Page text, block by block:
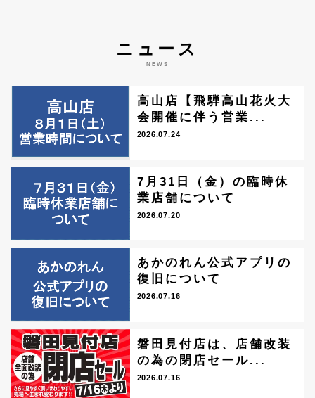
ニュース
NEWS
高山店【飛騨高山花火大
会開催に伴う営業...
2026.07.24
7月31日（金）の臨時休
業店舗について
2026.07.20
あかのれん公式アプリの
復旧について
2026.07.16
磐田見付店は、店舗改装
の為の閉店セール...
2026.07.16